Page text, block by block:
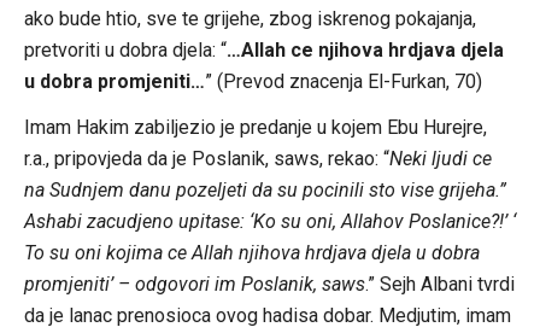
ako bude htio, sve te grijehe, zbog iskrenog pokajanja,
pretvoriti u dobra djela: “…Allah ce njihova hrdjava djela
u dobra promjeniti…” (Prevod znacenja El-Furkan, 70)
Imam Hakim zabiljezio je predanje u kojem Ebu Hurejre,
r.a., pripovjeda da je Poslanik, saws, rekao: “Neki ljudi ce
na Sudnjem danu pozeljeti da su pocinili sto vise grijeha.”
Ashabi zacudjeno upitase: ‘Ko su oni, Allahov Poslanice?!’ ‘
To su oni kojima ce Allah njihova hrdjava djela u dobra
promjeniti’ – odgovori im Poslanik, saws.” Sejh Albani tvrdi
da je lanac prenosioca ovog hadisa dobar. Medjutim, imam